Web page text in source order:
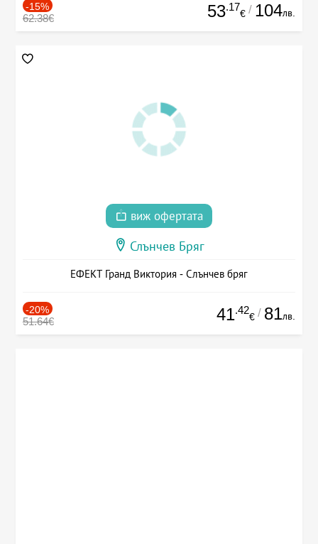
-15%
62.38€ 53.17
€ / 104лв.
виж офертата
Слънчев Бряг
ЕФЕКТ Гранд Виктория - Слънчев бряг
-20%
51.64€ 41.42
€ / 81лв.